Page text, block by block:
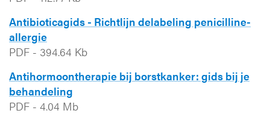
Antibioticagids - Richtlijn delabeling penicilline-
allergie
PDF - 394.64 Kb
Antihormoontherapie bij borstkanker: gids bij je
behandeling
PDF - 4.04 Mb